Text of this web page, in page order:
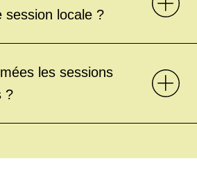
session locale ?
les sessions
?